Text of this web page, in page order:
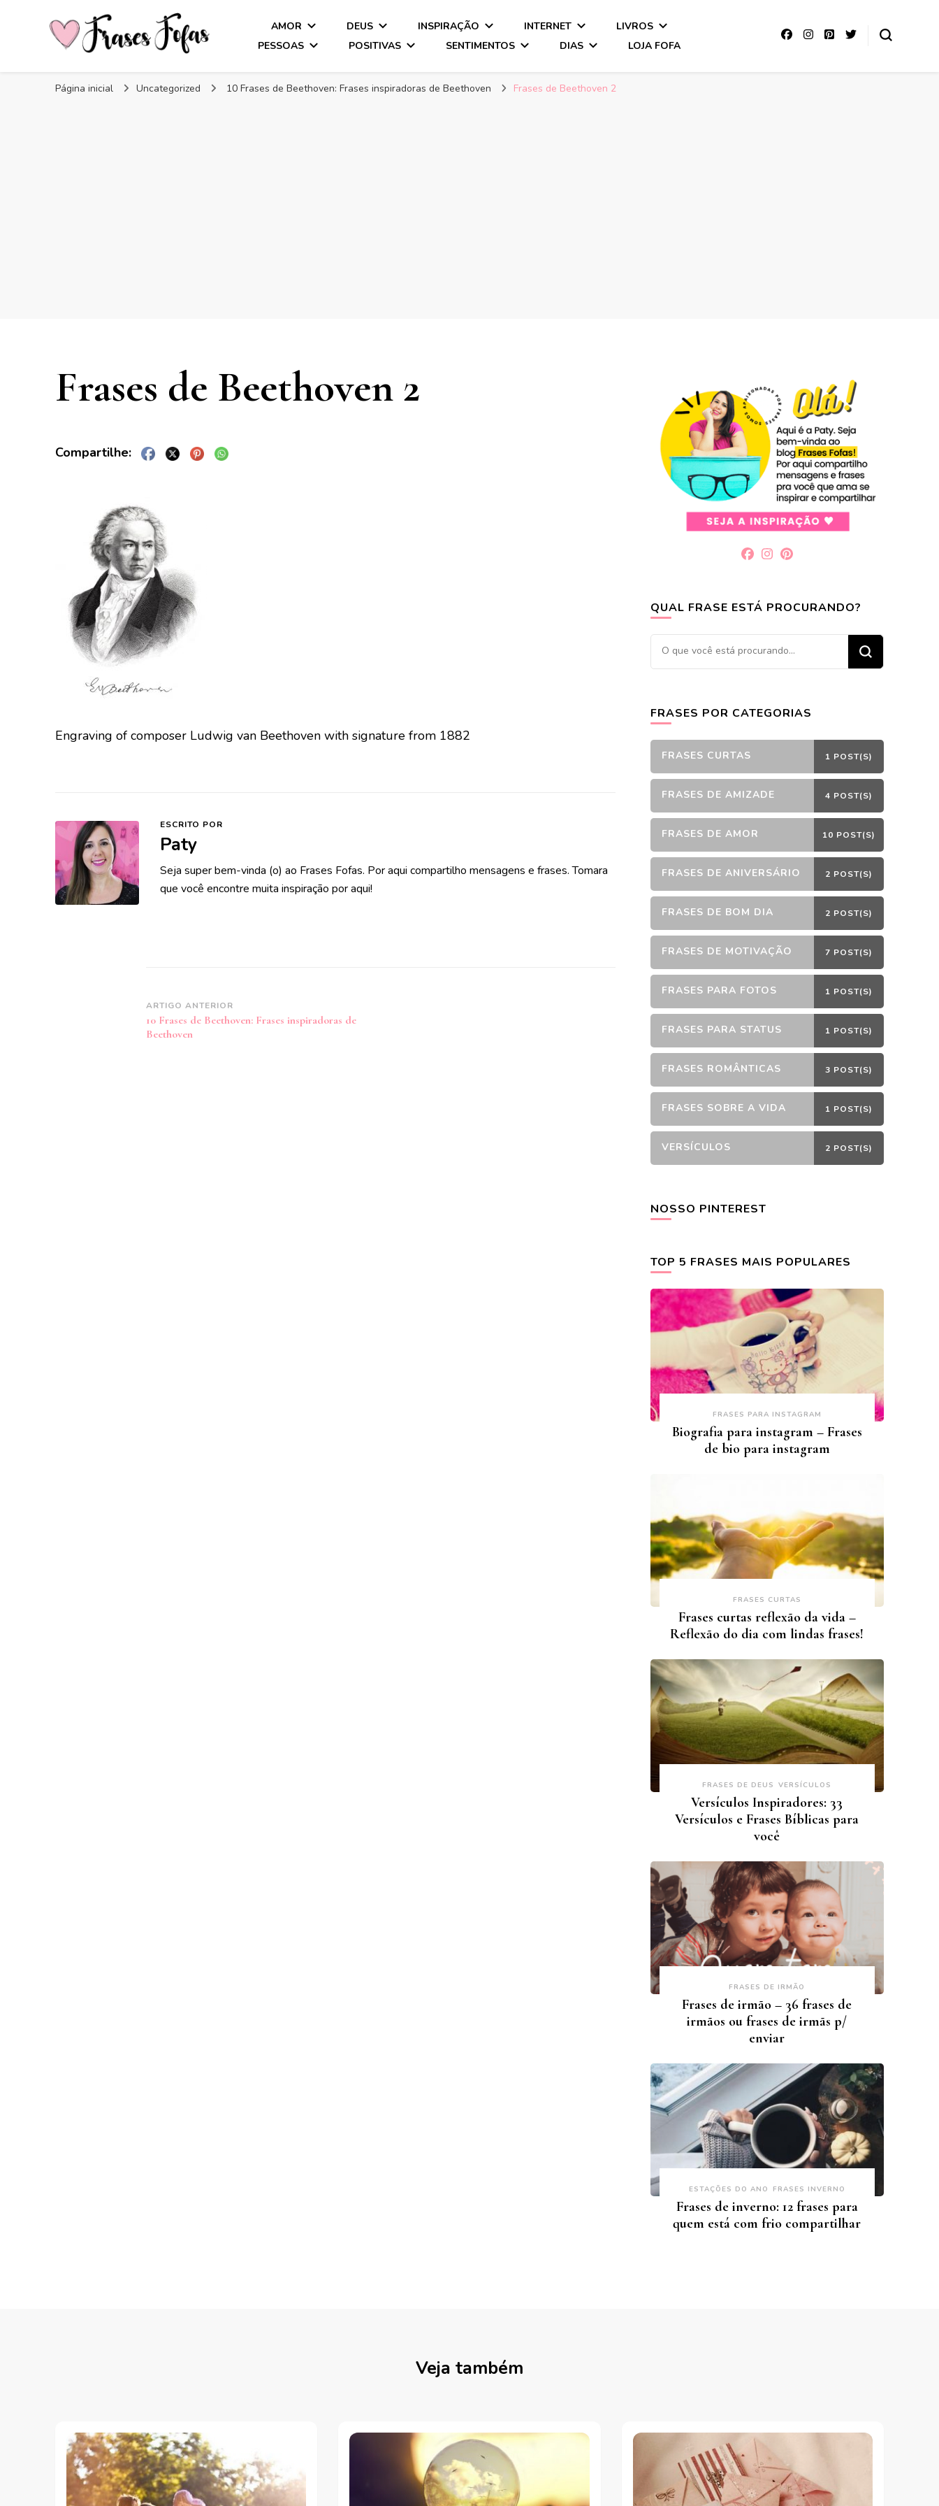
Frases Fofas
AMOR DEUS INSPIRAÇÃO INTERNET
LIVROS
PESSOAS
POSITIVAS SENTIMENTOS DIAS LOJA FOFA
Página inicial Uncategorized 10 Frases de Beethoven: Frases inspiradoras de Beethoven Frases de Beethoven 2
Frases de Beethoven 2
Engraving of composer Ludwig van Beethoven with signature from 1882
ESCRITO POR
Paty
Seja super bem-vinda (o) ao Frases Fofas. Por aqui compartilho mensagens e frases. Tomara
que você encontre muita inspiração por aqui!
Navegação
de
ARTIGO ANTERIOR
10 Frases de Beethoven: Frases inspiradoras de
Beethoven
QUAL FRASE ESTÁ PROCURANDO?
Procurando
algo?
FRASES POR CATEGORIAS
FRASES CURTAS 1 POST(S)
FRASES DE AMIZADE 4 POST(S)
FRASES DE AMOR 10 POST(S)
FRASES DE ANIVERSÁRIO 2 POST(S)
FRASES DE BOM DIA 2 POST(S)
FRASES DE MOTIVAÇÃO 7 POST(S)
FRASES PARA FOTOS 1 POST(S)
FRASES PARA STATUS 1 POST(S)
FRASES ROMÂNTICAS 3 POST(S)
FRASES SOBRE A VIDA 1 POST(S)
VERSÍCULOS 2 POST(S)
NOSSO PINTEREST
TOP 5 FRASES MAIS POPULARES
FRASES PARA INSTAGRAM
Biografia para instagram – Frases
de bio para instagram
FRASES CURTAS
Frases curtas reflexão da vida –
Reflexão do dia com lindas frases!
FRASES DE DEUS VERSÍCULOS
Versículos Inspiradores: 33
Versículos e Frases Bíblicas para
você
FRASES DE IRMÃO
Frases de irmão – 36 frases de
irmãos ou frases de irmãs p/
enviar
ESTAÇÕES DO ANO FRASES INVERNO
Frases de inverno: 12 frases para
quem está com frio compartilhar
Veja também